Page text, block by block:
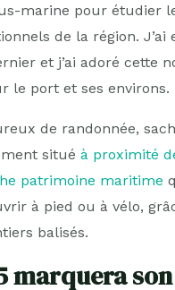
marine pour étudier
de la région. J’ai
et j’ai adoré cette
le port et ses environs.
de randonnée,
situé à proximité
patrimoine maritime
à pied ou à vélo,
balisés.
marquera